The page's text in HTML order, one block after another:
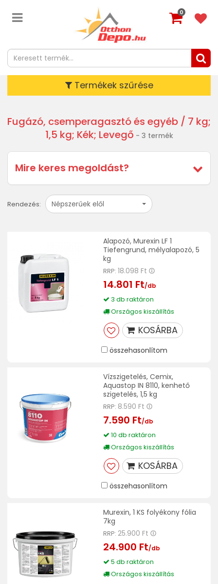
0
Termékek szűrése
Fugázó, csemperagasztó és egyéb / 7 kg;
1,5 kg; Kék; Levegő - 3 termék
Mire keres megoldást?
Rendezés: Népszerűek elől
Alapozó, Murexin LF 1
Tiefengrund, mélyalapozó, 5
kg
RRP: 18.098 Ft
14.801 Ft/db
3 db raktáron
Országos kiszállítás
KOSÁRBA
összehasonlítom
Vízszigetelés, Cemix,
Aquastop IN 8110, kenhető
szigetelés, 1,5 kg
RRP: 8.590 Ft
7.590 Ft/db
10 db raktáron
Országos kiszállítás
KOSÁRBA
összehasonlítom
Murexin, 1 KS folyékony fólia
7kg
RRP: 25.900 Ft
24.900 Ft/db
5 db raktáron
Országos kiszállítás